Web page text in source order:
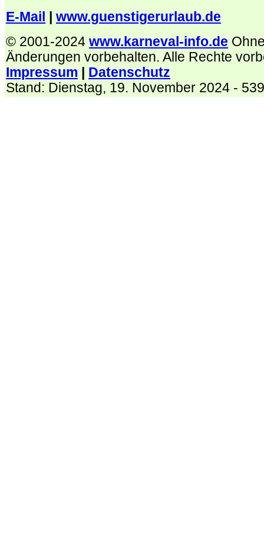
E-Mail
www.guenstigerurlaub.de
© 2001-2024 www.karneval-info.de
Änderungen vorbehalten. Alle Rechte
Impressum
Datenschutz
Stand: Dienstag, 19. November 2024 -